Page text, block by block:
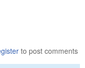
to post comments